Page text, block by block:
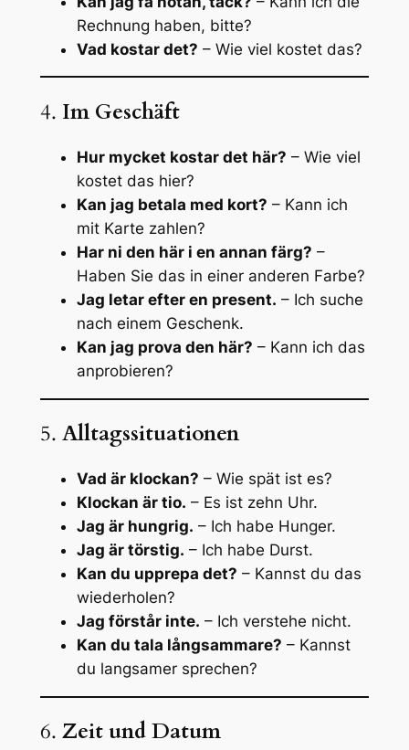
Rechnung haben, bitte?
Vad kostar det? – Wie viel kostet das?
4. Im Geschäft
Hur mycket kostar det här? – Wie viel
kostet das hier?
Kan jag betala med kort? – Kann ich
mit Karte zahlen?
Har ni den här i en annan färg? –
Haben Sie das in einer anderen Farbe?
Jag letar efter en present. – Ich suche
nach einem Geschenk.
Kan jag prova den här? – Kann ich das
anprobieren?
5. Alltagssituationen
Vad är klockan? – Wie spät ist es?
Klockan är tio. – Es ist zehn Uhr.
Jag är hungrig. – Ich habe Hunger.
Jag är törstig. – Ich habe Durst.
Kan du upprepa det? – Kannst du das
wiederholen?
Jag förstår inte. – Ich verstehe nicht.
Kan du tala långsammare? – Kannst
du langsamer sprechen?
6. Zeit und Datum